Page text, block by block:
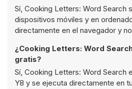
Sí, Cooking Letters: Word Search
dispositivos móviles y en
directamente en el navegador y
¿Cooking Letters: Word
gratis?
Sí, Cooking Letters: Word Search
Y8 y se ejecuta directamente en